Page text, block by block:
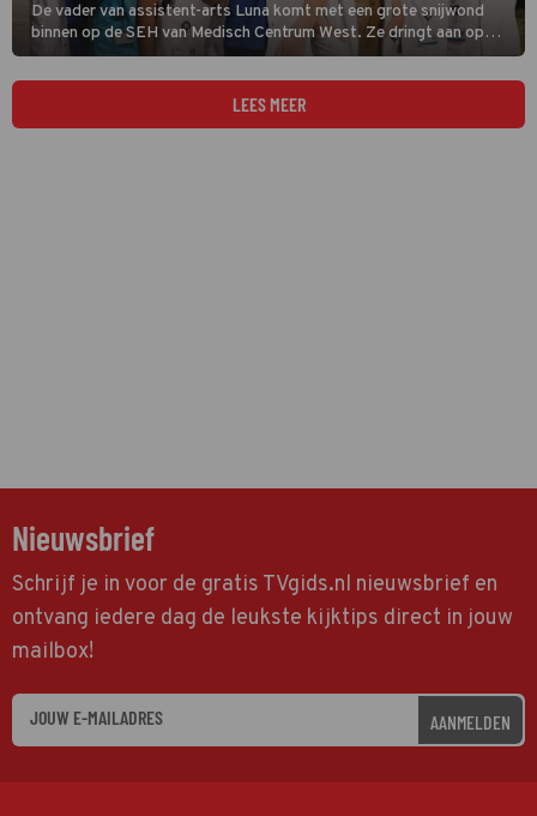
De vader van assistent-arts Luna komt met een grote snijwond
binnen op de SEH van Medisch Centrum West. Ze dringt aan op
psychische hulp terwijl haar moeder, tevens internist-oncoloog,
Rose gebukt gaat onder schaamte. Wat is daar gebeurd?
LEES MEER
Nieuwsbrief
Schrijf je in voor de gratis TVgids.nl nieuwsbrief en
ontvang iedere dag de leukste kijktips direct in jouw
mailbox!
AANMELDEN